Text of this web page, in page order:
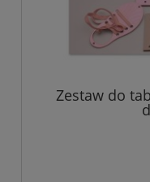
Zestaw do